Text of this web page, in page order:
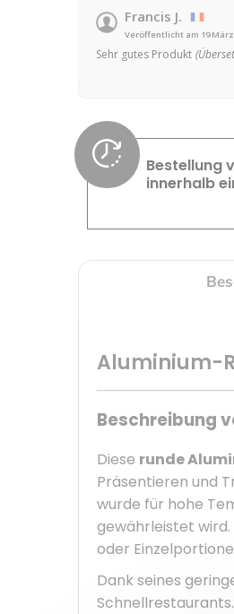
Francis J.
Veröffentlicht am 19 März
Sehr gutes Produkt
Bestellung
innerhalb
Aluminium-
Beschreibung
Diese runde
Präsentieren und
wurde für hohe
gewährleistet
oder
Dank seines